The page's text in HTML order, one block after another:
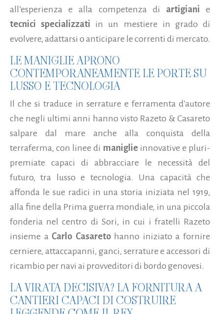
all’esperienza e alla competenza di artigiani e
tecnici specializzati in un mestiere in grado di
evolvere, adattarsi o anticipare le correnti di mercato.
LE MANIGLIE APRONO
CONTEMPORANEAMENTE LE PORTE SU
LUSSO E TECNOLOGIA
Il che si traduce in serrature e ferramenta d'autore
che negli ultimi anni hanno visto Razeto & Casareto
salpare dal mare anche alla conquista della
terraferma, con linee di maniglieinnovative e pluri-
premiate capaci di abbracciare le necessità del
futuro, tra lusso e tecnologia. Una capacità che
affonda le sue radici in una storia iniziata nel 1919,
alla fine della Prima guerra mondiale, in una piccola
fonderia nel centro di Sori, in cui i fratelli Razeto
insieme a Carlo Casaretohanno iniziato a fornire
cerniere, attaccapanni, ganci, serrature e accessori di
ricambio per navi ai provveditori di bordo genovesi.
LA VIRATA DECISIVA? LA FORNITURA A
CANTIERI CAPACI DI COSTRUIRE